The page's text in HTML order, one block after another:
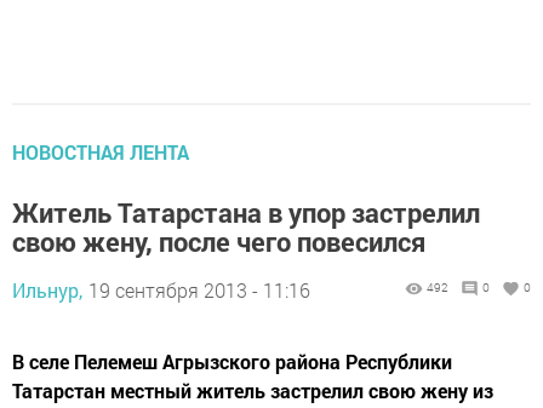
НОВОСТНАЯ ЛЕНТА
Житель Татарстана в упор застрелил
свою жену, после чего повесился
Ильнур, 19 сентября 2013 - 11:16 492 0 0
В селе Пелемеш Агрызского района Республики
Татарстан местный житель застрелил свою жену из